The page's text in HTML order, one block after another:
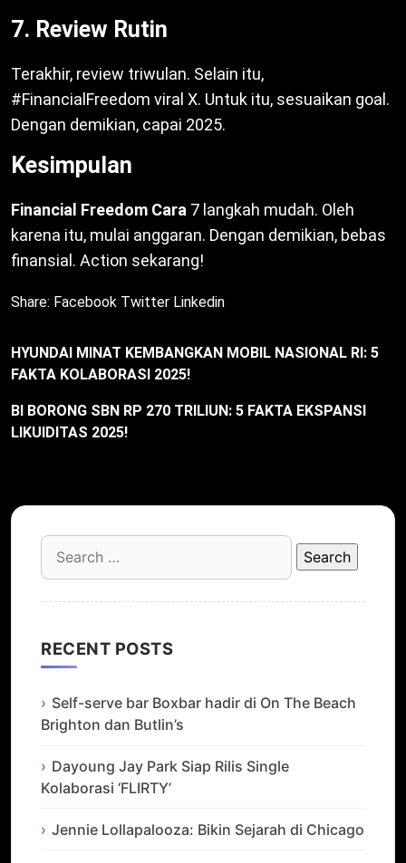
7. Review Rutin
Terakhir, review triwulan. Selain itu,
#FinancialFreedom viral X. Untuk itu, sesuaikan goal.
Dengan demikian, capai 2025.
Kesimpulan
Financial Freedom Cara 7 langkah mudah. Oleh
karena itu, mulai anggaran. Dengan demikian, bebas
finansial. Action sekarang!
Share: Facebook Twitter Linkedin
HYUNDAI MINAT KEMBANGKAN MOBIL NASIONAL RI: 5
FAKTA KOLABORASI 2025!
BI BORONG SBN RP 270 TRILIUN: 5 FAKTA EKSPANSI
LIKUIDITAS 2025!
Search
for:
RECENT POSTS
Self-serve bar Boxbar hadir di On The Beach
Brighton dan Butlin’s
Dayoung Jay Park Siap Rilis Single
Kolaborasi ‘FLIRTY’
Jennie Lollapalooza: Bikin Sejarah di Chicago